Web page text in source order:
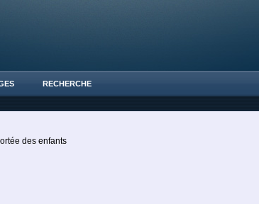
RECHERCHE
des enfants